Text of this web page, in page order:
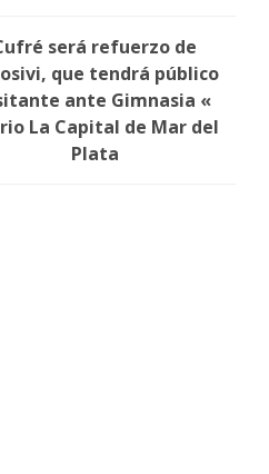
será refuerzo de
que tendrá público
ante Gimnasia «
La Capital de Mar del
Plata